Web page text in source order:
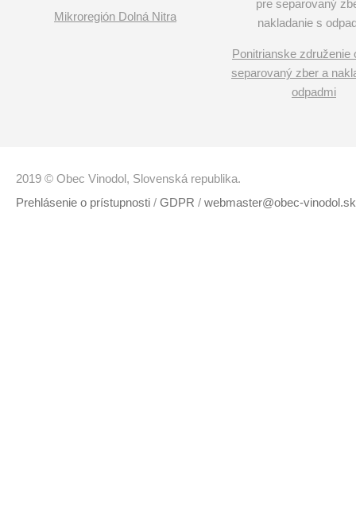
Mikroregión Dolná Nitra
Ponitrianske združenie
separovaný zber a
odpadmi
2019 © Obec Vinodol, Slovenská republika.
Prehlásenie o prístupnosti / GDPR / webmaster@obec-vinodol.sk